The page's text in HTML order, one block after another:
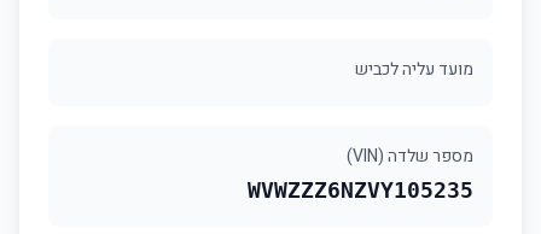
מועד עליה לכביש
מספר שלדה (VIN)
WVWZZZ6NZVY105235